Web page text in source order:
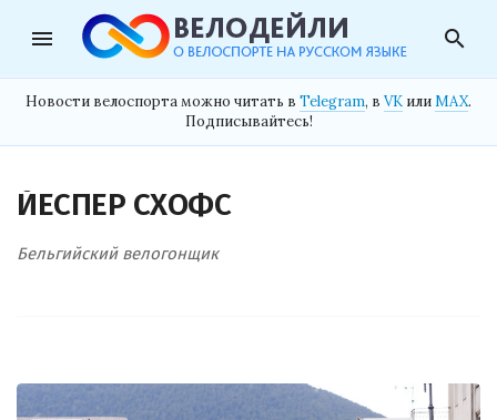
menu search
Новости велоспорта можно читать в Telegram, в VK илиMAX.
Подписывайтесь!
ЙЕСПЕР СХОФС
Бельгийский велогонщик